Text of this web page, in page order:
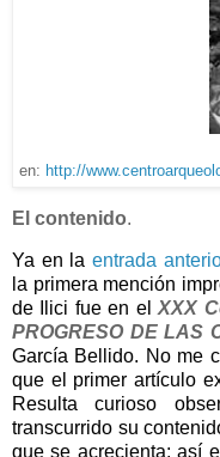
en: http://
El contenido.
Ya en la entrada
la primera mención
de Ilici fue en elXXX
PROGRESO DE LAS
García Bellido. No me
que el primer artículo
Resulta curioso
transcurrido su
que se acrecienta; así